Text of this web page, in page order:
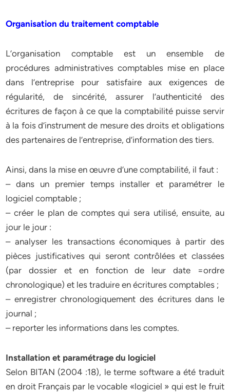
Organisation du traitement comptable
L’organisation comptable est un ensemble de
procédures administratives comptables mise en place
dans l’entreprise pour satisfaire aux exigences de
régularité, de sincérité, assurer l’authenticité des
écritures de façon à ce que la comptabilité puisse servir
à la fois d’instrument de mesure des droits et obligations
des partenaires de l’entreprise, d’information des tiers.
Ainsi, dans la mise en œuvre d’une comptabilité, il faut :
– dans un premier temps installer et paramétrer le
logiciel comptable ;
– créer le plan de comptes qui sera utilisé, ensuite, au
jour le jour :
– analyser les transactions économiques à partir des
pièces justificatives qui seront contrôlées et classées
(par dossier et en fonction de leur date =ordre
chronologique) et les traduire en écritures comptables ;
– enregistrer chronologiquement des écritures dans le
journal ;
– reporter les informations dans les comptes.
Installation et paramétrage du logiciel
Selon BITAN (2004 :18), le terme software a été traduit
en droit Français par le vocable «logiciel » qui est le fruit